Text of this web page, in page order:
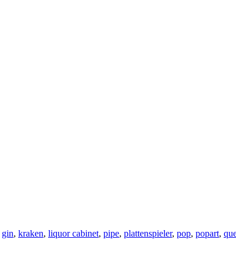
gin, kraken, liquor cabinet, pipe, plattenspieler, pop, popart,